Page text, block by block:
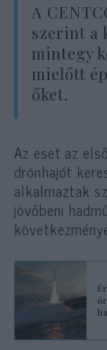
A
szerint a
mintegy
mielőtt
őket.
Az eset az
drónhajót
alkalmaztak
jövőbeni